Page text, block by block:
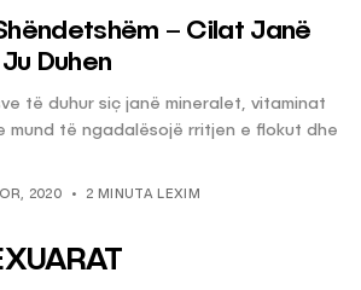
– Cilat Janë
Duhen
të duhur siç janë mineralet, vitaminat
mund të ngadalësojë rritjen e flokut dhe
2020 2 MINUTA LEXIM